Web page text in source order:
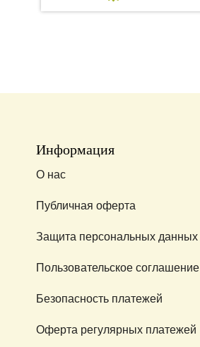
Информация
О нас
Публичная оферта
Защита персональных данных
Пользовательское соглашение
Безопасность платежей
Оферта регулярных платежей